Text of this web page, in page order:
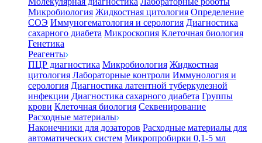
Микробиология Жидкостная цитология Определение
СОЭ Иммуногематология и серология Диагностика
сахарного диабета Микроскопия Клеточная биология
Генетика
Реагенты
ПЦР диагностика Микробиология Жидкостная
цитология Лабораторные контроли Иммунология и
серология Диагностика латентной туберкулезной
инфекции Диагностика сахарного диабета Группы
крови Клеточная биология Секвенирование
Расходные материалы
Наконечники для дозаторов Расходные материалы для
автоматических систем Микропробирки 0,1-5 мл